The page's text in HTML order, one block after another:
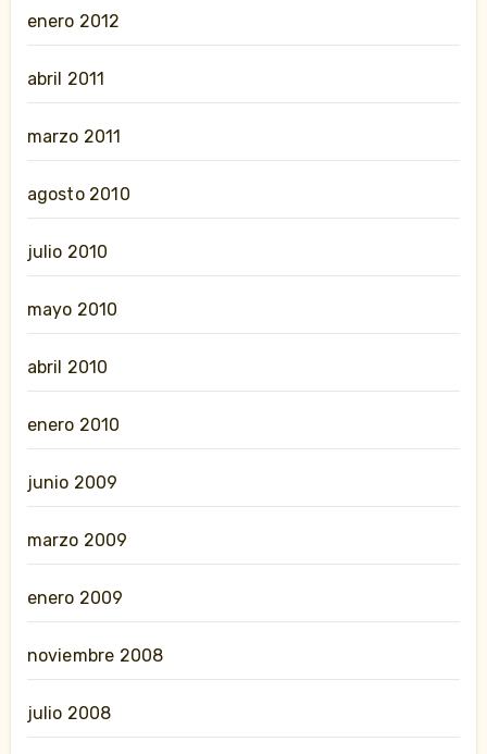
enero 2012
abril 2011
marzo 2011
agosto 2010
julio 2010
mayo 2010
abril 2010
enero 2010
junio 2009
marzo 2009
enero 2009
noviembre 2008
julio 2008